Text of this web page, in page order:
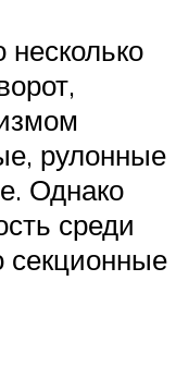
рулонные
Однако
среди
секционные